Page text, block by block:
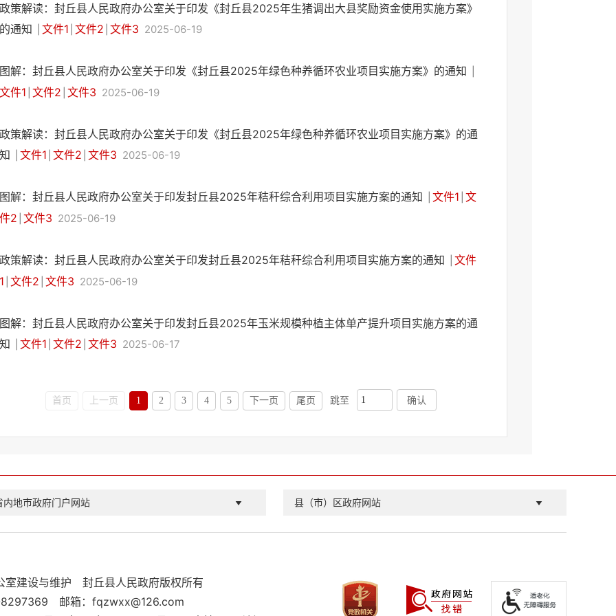
政策解读：封丘县人民政府办公室关于印发《封丘县2025年生猪调出大县奖励资金使用实施方案》
的通知
文件1 文件2 文件3 2025-06-19
图解：封丘县人民政府办公室关于印发《封丘县2025年绿色种养循环农业项目实施方案》的通知
文件1 文件2 文件3 2025-06-19
政策解读：封丘县人民政府办公室关于印发《封丘县2025年绿色种养循环农业项目实施方案》的通
知
文件1 文件2 文件3 2025-06-19
图解：封丘县人民政府办公室关于印发封丘县2025年秸秆综合利用项目实施方案的通知 文件1 文
件2 文件3 2025-06-19
政策解读：封丘县人民政府办公室关于印发封丘县2025年秸秆综合利用项目实施方案的通知
文件
1 文件2 文件3 2025-06-19
图解：封丘县人民政府办公室关于印发封丘县2025年玉米规模种植主体单产提升项目实施方案的通
知
文件1 文件2 文件3 2025-06-17
首页 上一页 1 2 3 4 5 下一页 尾页 跳至 确认
内地市政府门户网站 县（市）区政府网站
室建设与维护
封丘县人民政府版权所有
邮箱：fqzwxx@126.com